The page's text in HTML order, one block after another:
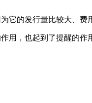
它的发行量比较大、费
用，也起到了提醒的作